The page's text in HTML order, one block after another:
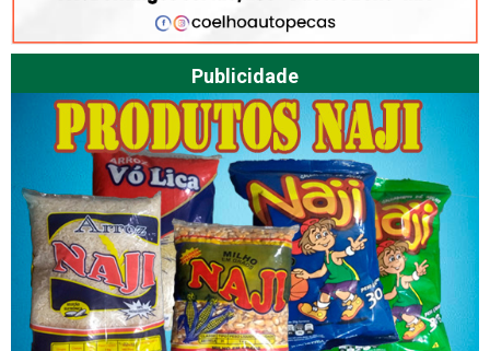
Publicidade